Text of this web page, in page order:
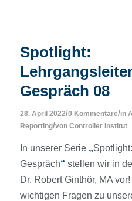
Spotlight:
Gespräch 08
28. April 2022/0 Kommentare/in
Reporting/von Controller Institut
In unserer Serie „
Gespräch“ stellen wir in
Dr. Robert Ginthör, MA
wichtigen Fragen zu